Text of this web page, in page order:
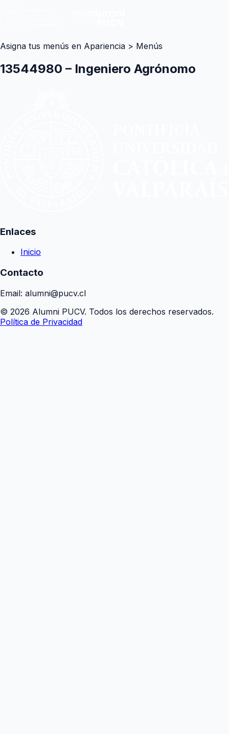
Asigna tus menús en Apariencia > Menús
13544980 – Ingeniero Agrónomo
Enlaces
Inicio
Contacto
Email: alumni@pucv.cl
© 2026 Alumni PUCV. Todos los derechos reservados.
Política de Privacidad